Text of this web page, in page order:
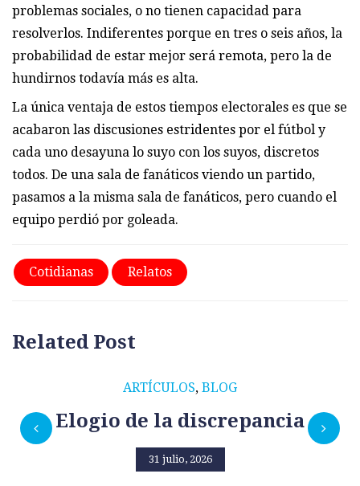
problemas sociales, o no tienen capacidad para
resolverlos. Indiferentes porque en tres o seis años, la
probabilidad de estar mejor será remota, pero la de
hundirnos todavía más es alta.
La única ventaja de estos tiempos electorales es que se
acabaron las discusiones estridentes por el fútbol y
cada uno desayuna lo suyo con los suyos, discretos
todos. De una sala de fanáticos viendo un partido,
pasamos a la misma sala de fanáticos, pero cuando el
equipo perdió por goleada.
Cotidianas Relatos
Related Post
ARTÍCULOS, BLOG
Elogio de la discrepancia
31 julio, 2026